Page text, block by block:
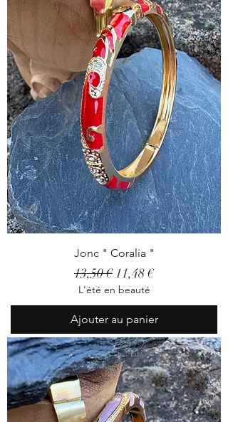
Jonc " Coralia "
Prix original
13,50 € Prix promotionnel
11,48 €
L'été en beauté
Ajouter au panier